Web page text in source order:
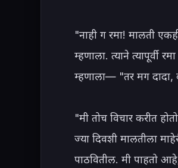
"नाही ग रमा! मालती
म्हणाला. त्याने त्यापूर्वी
म्हणाला— "तर मग दादा,
"मी तोच विचार करीत
ज्या दिवशी मालतीला
पाठवितील. मी पाहतो